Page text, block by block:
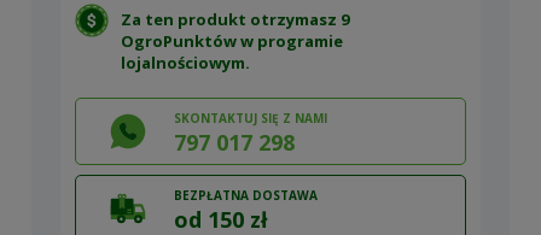
Za ten produkt otrzymasz 9
OgroPunktów w programie
lojalnościowym.
SKONTAKTUJ SIĘ Z NAMI
797 017 298
BEZPŁATNA DOSTAWA
od 150 zł